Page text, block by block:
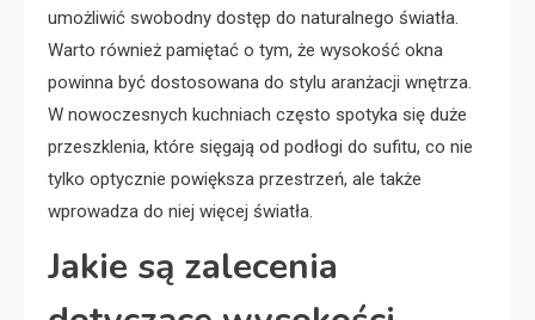
umożliwić swobodny dostęp do naturalnego światła.
Warto również pamiętać o tym, że wysokość okna
powinna być dostosowana do stylu aranżacji wnętrza.
W nowoczesnych kuchniach często spotyka się duże
przeszklenia, które sięgają od podłogi do sufitu, co nie
tylko optycznie powiększa przestrzeń, ale także
wprowadza do niej więcej światła.
Jakie są zalecenia